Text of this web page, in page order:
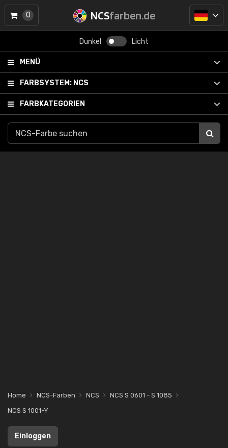
NCSfarben.de
Dunkel Licht
MENÜ
FARBSYSTEM: NCS
FARBKATEGORIEN
0
Home NCS-Farben NCS
NCS S 0601 - S 1085
NCS S 1001-Y
Einloggen